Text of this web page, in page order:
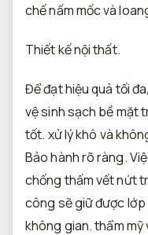
chế nấm mốc và
Thiết kế nội thất.
Để đạt hiệu quả tối
vệ sinh sạch bề mặt
tốt. xử lý khô và
Bảo hành rõ ràng.
chống thấm vết nứt
công sẽ giữ được
không gian.thẩm mỹ